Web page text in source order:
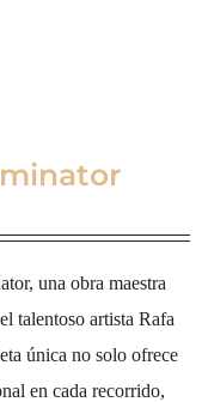
una obra maestra
talentoso artista Rafa
única no solo ofrece
en cada recorrido,